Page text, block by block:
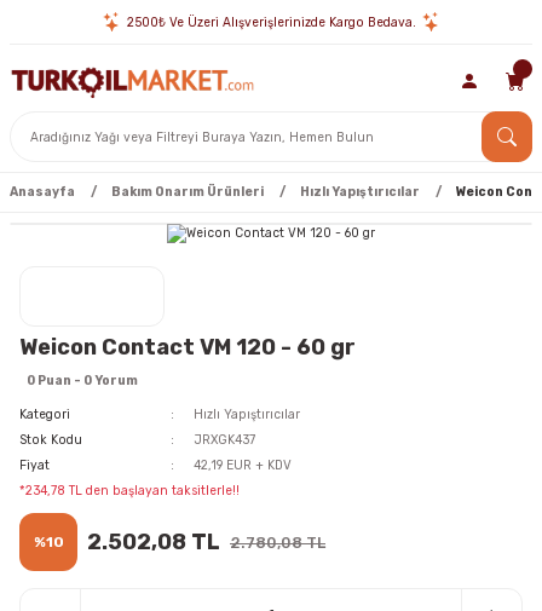
2500₺ Ve Üzeri Alışverişlerinizde Kargo Bedava.
Anasayfa Bakım Onarım Ürünleri Hızlı Yapıştırıcılar Weicon
Weicon Contact VM 120 - 60 gr
0 Puan - 0 Yorum
Kategori
Hızlı Yapıştırıcılar
Stok Kodu
JRXGK437
Fiyat
42,19 EUR + KDV
*234,78 TL den başlayan taksitlerle!!
%10 2.502,08 TL 2.780,08 TL